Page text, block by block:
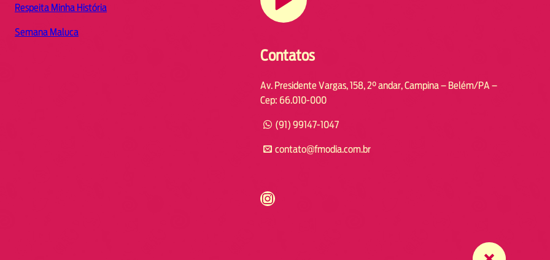
Respeita Minha História
Semana Maluca
Contatos
Av. Presidente Vargas, 158, 2° andar, Campina – Belém/PA –
Cep: 66.010-000
(91) 99147-1047
contato@fmodia.com.br
https://www.instagram.com/fmodia.cabofrio/